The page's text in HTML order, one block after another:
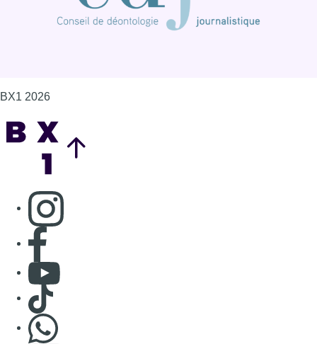
BX1 2026
Consulter page Instagram
Consulter page Facebook
Consulter Youtube
Consulter TikTok